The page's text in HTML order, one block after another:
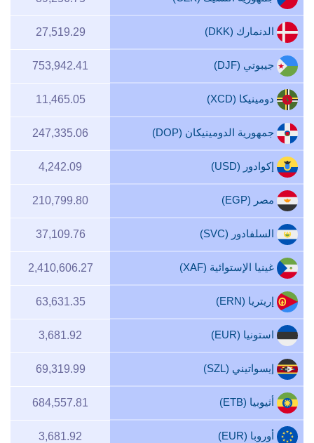
الدنمارك (DKK) 27,519.29
جيبوتي (DJF) 753,942.41
دومينيكا (XCD) 11,465.05
جمهورية الدومينيكان (DOP) 247,335.06
إكوادور (USD) 4,242.09
مصر (EGP) 210,799.80
السلفادور (SVC) 37,109.76
غينيا الإستوائية (XAF) 2,410,606.27
إريتريا (ERN) 63,631.35
استونيا (EUR) 3,681.92
إيسواتيني (SZL) 69,319.99
أثيوبيا (ETB) 684,557.81
أوروبا (EUR) 3,681.92